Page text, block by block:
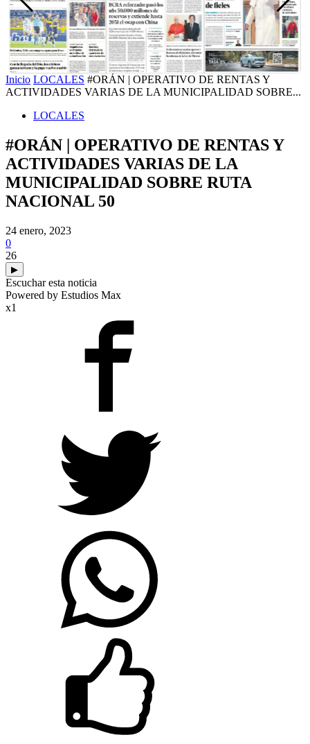
Inicio LOCALES #ORÁN | OPERATIVO DE RENTAS Y
ACTIVIDADES VARIAS DE LA MUNICIPALIDAD SOBRE...
LOCALES
#ORÁN | OPERATIVO DE RENTAS Y
ACTIVIDADES VARIAS DE LA
MUNICIPALIDAD SOBRE RUTA
NACIONAL 50
24 enero, 2023
0
26
▶
Escuchar esta noticia
Powered by Estudios Max
x1